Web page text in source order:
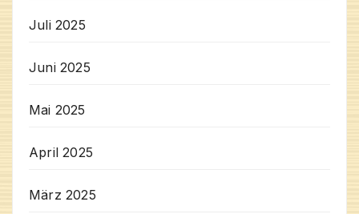
Juli 2025
Juni 2025
Mai 2025
April 2025
März 2025